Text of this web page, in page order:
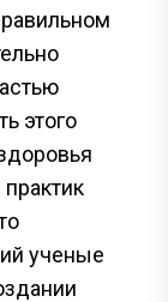
этого
ученые